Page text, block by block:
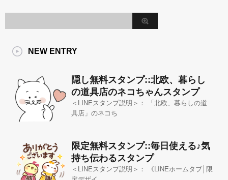
NEW ENTRY
隠し無料スタンプ::北欧、暮らし
の道具店のネコちゃんスタンプ
＜LINEスタンプ説明＞： 「北欧、暮らしの道
具店」のネコち
限定無料スタンプ::毎日使える♪気
持ち伝わるスタンプ
＜LINEスタンプ説明＞： 《LINEホームタブ│限